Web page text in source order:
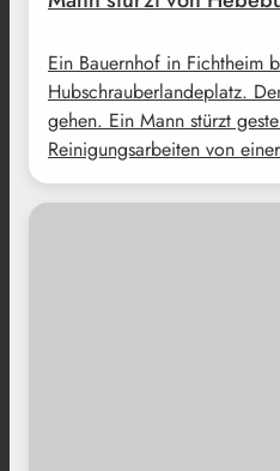
Ein Bauernhof in Fichtheim
Hubschrauberlandeplatz.
gehen. Ein Mann stürzt
Reinigungsarbeiten von